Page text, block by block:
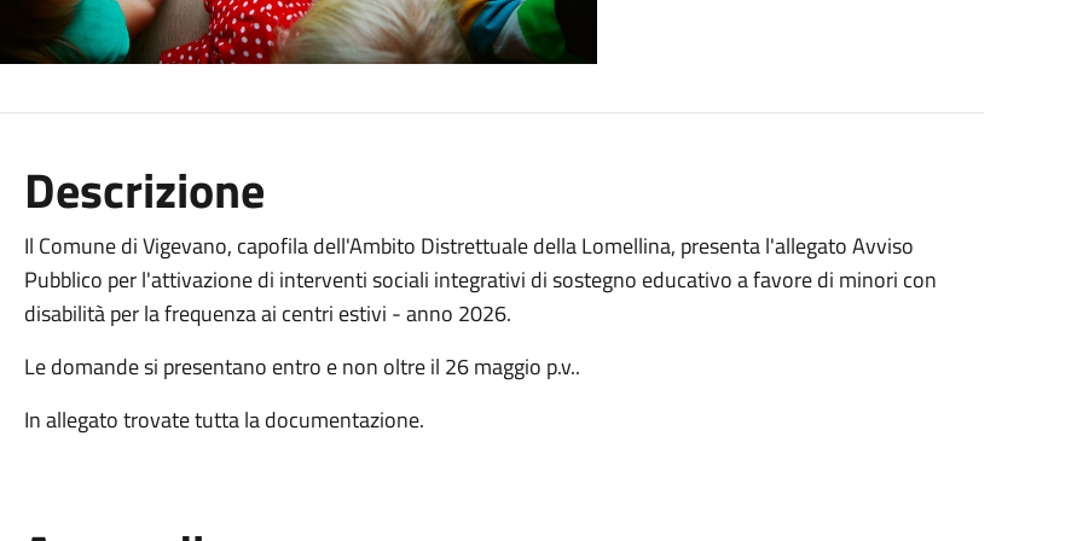
Descrizione
Il Comune di Vigevano, capofila dell'Ambito Distrettuale della Lomellina, presenta l'allegato Avviso
Pubblico per l'attivazione di interventi sociali integrativi di sostegno educativo a favore di minori con
disabilità per la frequenza ai centri estivi - anno 2026.
Le domande si presentano entro e non oltre il 26 maggio p.v..
In allegato trovate tutta la documentazione.